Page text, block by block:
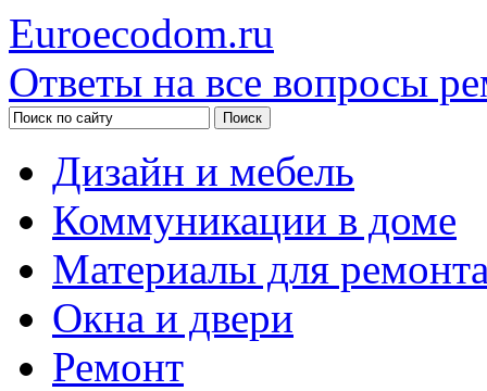
Euroecodom.ru
Ответы на все вопросы
Дизайн и мебель
Коммуникации в доме
Материалы для
Окна и двери
Ремонт